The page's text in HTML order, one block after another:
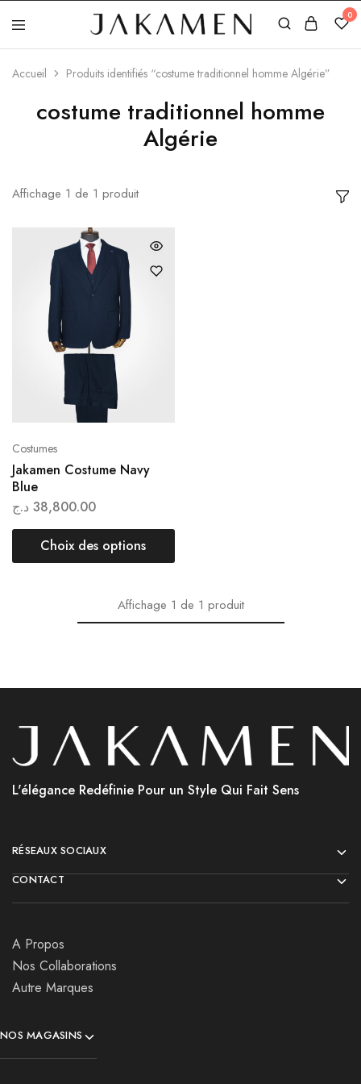
Jakamen
Algérie
0
Accueil Produits identifiés “costume traditionnel homme Algérie”
costume traditionnel homme
Algérie
Affichage 1 de 1 produit
Costumes
Jakamen Costume Navy
Blue
38,800.00 د.ج
Choix des options
Affichage 1 de 1 produit
L'élégance Redéfinie Pour un Style Qui Fait Sens
RÉSEAUX SOCIAUX
CONTACT
A Propos
Nos Collaborations
Autre Marques
NOS MAGASINS